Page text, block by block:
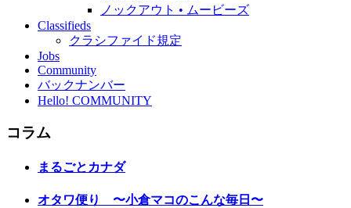
ノックアウト • ムービーズ
Classifieds
クラシファイド規定
Jobs
Community
バックナンバー
Hello! COMMUNITY
コラム
まるごとカナダ
オタワ便り 〜小倉マコのこんな毎日〜